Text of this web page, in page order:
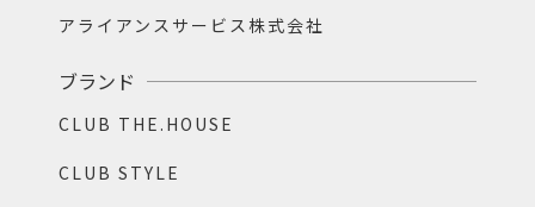
アライアンスサービス株式会社
ブランド
CLUB THE.HOUSE
CLUB STYLE